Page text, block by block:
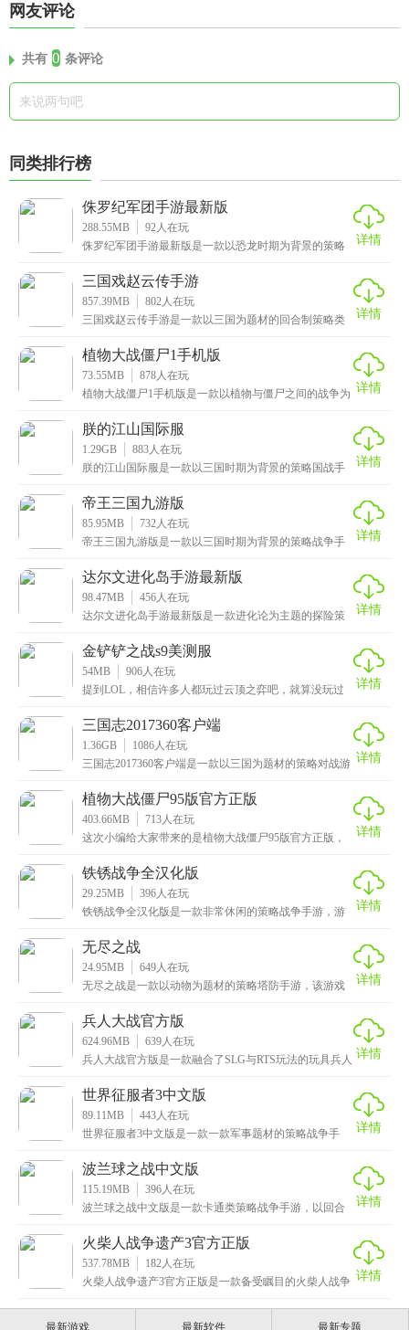
网友评论
共有 0 条评论
同类排行榜
侏罗纪军团手游最新版
288.55MB 92 人在玩
侏罗纪军团手游最新版是一款以恐龙时期为背景的策略
的恢
详情
三国戏赵云传手游
857.39MB 802 人在玩
三国戏赵云传手游是一款以三国为题材的回合制策略类
打造
详情
植物大战僵尸1手机版
73.55MB 878 人在玩
植物大战僵尸1手机版是一款以植物与僵尸之间的战争为
用
详情
朕的江山国际服
1.29GB 883 人在玩
朕的江山国际服是一款以三国时期为背景的策略国战手
畅的
详情
帝王三国九游版
85.95MB 732 人在玩
帝王三国九游版是一款以三国时期为背景的策略战争手
和场
详情
达尔文进化岛手游最新版
98.47MB 456 人在玩
达尔文进化岛手游最新版是一款进化论为主题的探险策
魔兽
详情
金铲铲之战s9美测服
54MB 906 人在玩
提到LOL，相信许多人都玩过云顶之弈吧，就算没玩过
铲
详情
三国志2017360客户端
1.36GB 1086 人在玩
三国志2017360客户端是一款以三国为题材的策略对战游 详情
植物大战僵尸95版官方正版
403.66MB 713 人在玩
这次小编给大家带来的是植物大战僵尸95版官方正版，
面
详情
铁锈战争全汉化版
29.25MB 396 人在玩
铁锈战争全汉化版是一款非常休闲的策略战争手游，游
解锁
详情
无尽之战
24.95MB 649 人在玩
无尽之战是一款以动物为题材的策略塔防手游，该游戏
特的
详情
兵人大战官方版
624.96MB 639 人在玩
兵人大战官方版是一款融合了SLG与RTS玩法的玩具兵人 详情
世界征服者3中文版
89.11MB 443 人在玩
世界征服者3中文版是一款一款军事题材的策略战争手
戏中
详情
波兰球之战中文版
115.19MB 396 人在玩
波兰球之战中文版是一款卡通类策略战争手游，以回合
国家
详情
火柴人战争遗产3官方正版
537.78MB 182 人在玩
火柴人战争遗产3官方正版是一款备受瞩目的火柴人战争
个
详情
最新游戏 最新软件 最新专题